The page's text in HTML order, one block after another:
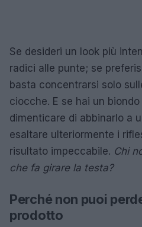
Se desideri un look più
radici alle punte; se
basta concentrarsi solo
ciocche. E se hai un
dimenticare di abbinarlo a
esaltare ulteriormente i
risultato impeccabile. Chi
che fa girare la testa?
Perché non puoi
prodotto